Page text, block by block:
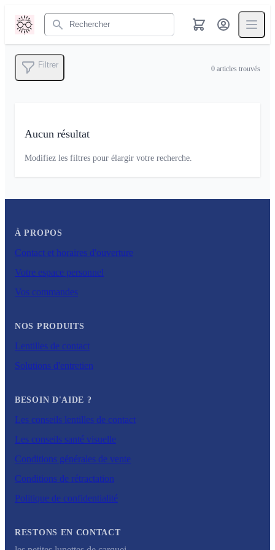
Rechercher
Filtrer 0 articles trouvés
Aucun résultat
Modifiez les filtres pour élargir votre recherche.
À PROPOS
Contact et horaires d'ouverture
Votre espace personnel
Vos commandes
NOS PRODUITS
Lentilles de contact
Solutions d'entretien
BESOIN D'AIDE ?
Les conseils lentilles de contact
Les conseils santé visuelle
Conditions générales de vente
Conditions de rétractation
Politique de confidentialité
RESTONS EN CONTACT